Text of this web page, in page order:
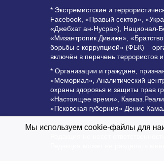
* Экстремистские и
Facebook, «Правый сектор»,
«Джебхат ан-Нусра»), Национал-
«Мизантропик Дивижн»,
борьбы с коррупцией» (ФБК) –
включён в перечень террористов и
* Организации и граждане,
«Мемориал», Аналитический
охраны здоровья и защиты прав
«Настоящее время»,
«Псковская губерния» Денис
Все права защищены и
Редакция не несет
Мы используем cookie-файлы для